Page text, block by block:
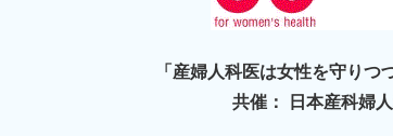
「産婦人科医は女性を守りつ
共催： 日本産科婦